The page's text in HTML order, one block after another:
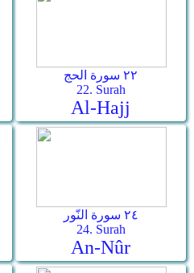
٢٢ سورة الحج
22. Surah
Al-Hajj
٢٤ سورة النّور
24. Surah
An-Nûr